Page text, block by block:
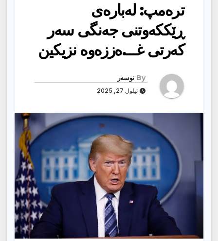
ترەمپ: لەبارەى
ڕێككەوتنی جەنگی سەر
كەرتی غـــ.ەززەوە نزیكین
By نوسەر
ئیلول 27, 2025